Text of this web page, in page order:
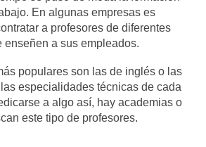
En algunas empresas es
a profesores de diferentes
enseñen a sus empleados.
populares son las de inglés o las
especialidades técnicas de cada
a algo así, hay academias o
este tipo de profesores.